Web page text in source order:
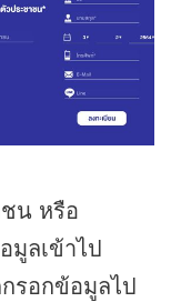
น หรือ
มูลเข้าไป
รอกข้อมูลไป